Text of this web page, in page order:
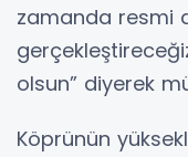
zamanda resmi
olsun” diyerek
Köprünün